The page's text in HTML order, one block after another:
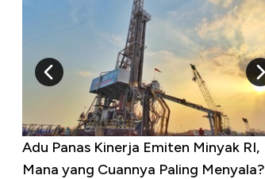
Adu Panas Kinerja Emiten Minyak RI,
Mana yang Cuannya Paling Menyala?